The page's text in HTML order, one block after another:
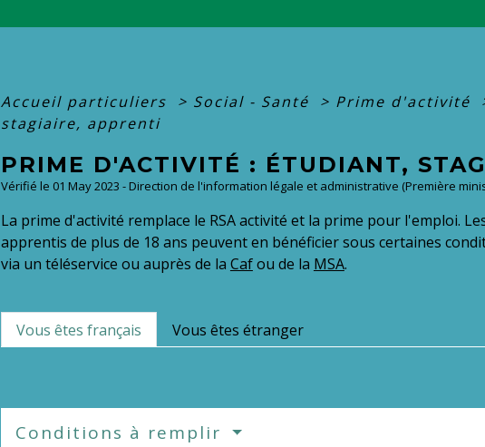
Accueil particuliers > Social - Santé > Prime d'activité
stagiaire, apprenti
PRIME D'ACTIVITÉ : ÉTUDIANT,
Vérifié le 01 May 2023 - Direction de l'information légale et administrative (Première
La prime d'activité remplace le RSA activité et la prime pour l'emploi.
apprentis de plus de 18 ans peuvent en bénéficier sous certaines
via un téléservice ou auprès de la Cafou de la MSA.
Vous êtes français Vous êtes étranger
Conditions à remplir